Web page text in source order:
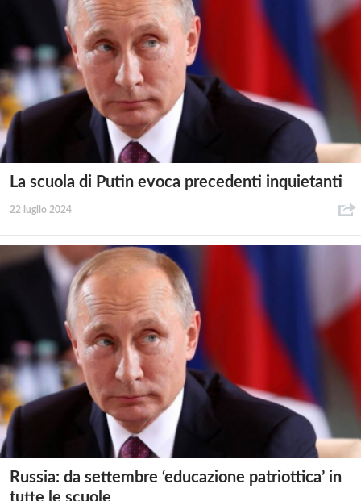
La scuola di Putin evoca precedenti inquietanti
22 luglio 2024
Russia: da settembre ‘educazione patriottica’ in
tutte le scuole